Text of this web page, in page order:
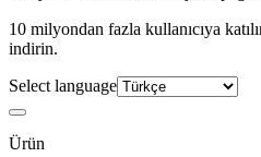
10 milyondan fazla kullanıcıya
indirin.
Select language
Ürün